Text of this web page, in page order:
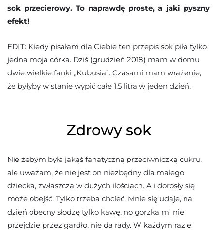
sok przecierowy. To naprawdę proste, a jaki pyszny
efekt!
EDIT: Kiedy pisałam dla Ciebie ten przepis sok piła tylko
jedna moja córka. Dziś (grudzień 2018) mam w domu
dwie wielkie fanki „Kubusia”. Czasami mam wrażenie,
że byłyby w stanie wypić całe 1,5 litra w jeden dzień.
Zdrowy sok
Nie żebym była jakąś fanatyczną przeciwniczką cukru,
ale uważam, że nie jest on niezbędny dla małego
dziecka, zwłaszcza w dużych ilościach. A i dorosły się
może obejść. Tylko trzeba chcieć. Mnie się udaje, na
dzień obecny słodzę tylko kawę, no gorzka mi nie
przejdzie przez gardło, nie da rady. W każdym razie